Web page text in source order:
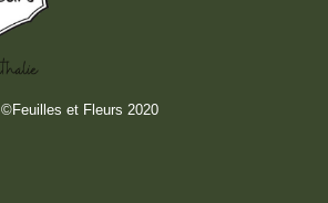
©Feuilles et Fleurs 2020